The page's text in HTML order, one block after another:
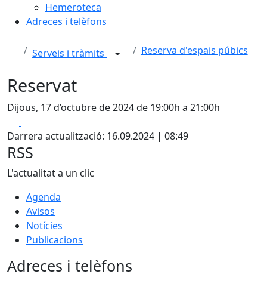
Hemeroteca
Adreces i telèfons
Serveis i tràmits Reserva d'espais púbics
Reservat
Dijous, 17 d’octubre de 2024 de 19:00h a 21:00h
Darrera actualització: 16.09.2024 | 08:49
RSS
L'actualitat a un clic
Agenda
Avisos
Notícies
Publicacions
Adreces i telèfons